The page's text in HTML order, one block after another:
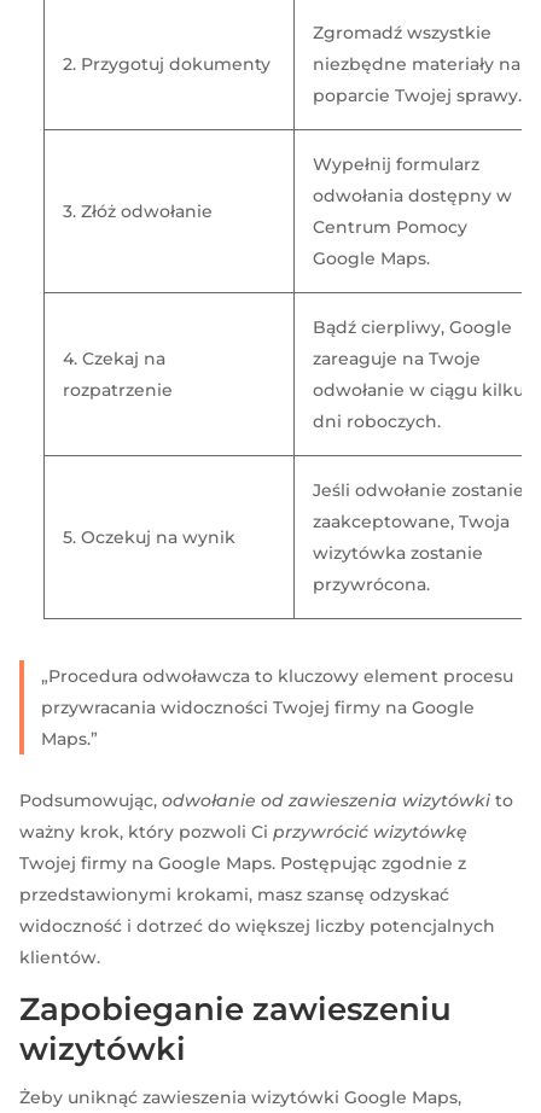
2. Przygotuj dokumenty
Zgromadź wszystkie
niezbędne materiały na
poparcie Twojej sprawy.
3. Złóż odwołanie
Wypełnij formularz
odwołania dostępny w
Centrum Pomocy
Google Maps.
4. Czekaj na
rozpatrzenie
Bądź cierpliwy, Google
zareaguje na Twoje
odwołanie w ciągu kilku
dni roboczych.
5. Oczekuj na wynik
Jeśli odwołanie zostanie
zaakceptowane, Twoja
wizytówka zostanie
przywrócona.
„Procedura odwoławcza to kluczowy element procesu
przywracania widoczności Twojej firmy na Google
Maps.”
Podsumowując,odwołanie od zawieszenia wizytówki to
ważny krok, który pozwoli Ciprzywrócić wizytówkę
Twojej firmy na Google Maps. Postępując zgodnie z
przedstawionymi krokami, masz szansę odzyskać
widoczność i dotrzeć do większej liczby potencjalnych
klientów.
Zapobieganie zawieszeniu
wizytówki
Żeby uniknąć zawieszenia wizytówki Google Maps,